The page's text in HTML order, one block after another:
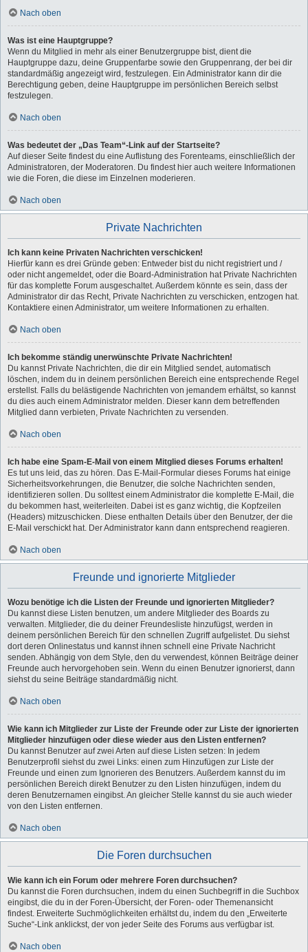
Nach oben
Was ist eine Hauptgruppe?
Wenn du Mitglied in mehr als einer Benutzergruppe bist, dient die
Hauptgruppe dazu, deine Gruppenfarbe sowie den Gruppenrang, der bei dir
standardmäßig angezeigt wird, festzulegen. Ein Administrator kann dir die
Berechtigung geben, deine Hauptgruppe im persönlichen Bereich selbst
festzulegen.
Nach oben
Was bedeutet der „Das Team“-Link auf der Startseite?
Auf dieser Seite findest du eine Auflistung des Forenteams, einschließlich der
Administratoren, der Moderatoren. Du findest hier auch weitere Informationen
wie die Foren, die diese im Einzelnen moderieren.
Nach oben
Private Nachrichten
Ich kann keine Privaten Nachrichten verschicken!
Hierfür kann es drei Gründe geben: Entweder bist du nicht registriert und /
oder nicht angemeldet, oder die Board-Administration hat Private Nachrichten
für das komplette Forum ausgeschaltet. Außerdem könnte es sein, dass der
Administrator dir das Recht, Private Nachrichten zu verschicken, entzogen hat.
Kontaktiere einen Administrator, um weitere Informationen zu erhalten.
Nach oben
Ich bekomme ständig unerwünschte Private Nachrichten!
Du kannst Private Nachrichten, die dir ein Mitglied sendet, automatisch
löschen, indem du in deinem persönlichen Bereich eine entsprechende Regel
erstellst. Falls du belästigende Nachrichten von jemandem erhältst, so kannst
du dies auch einem Administrator melden. Dieser kann dem betreffenden
Mitglied dann verbieten, Private Nachrichten zu versenden.
Nach oben
Ich habe eine Spam-E-Mail von einem Mitglied dieses Forums erhalten!
Es tut uns leid, das zu hören. Das E-Mail-Formular dieses Forums hat einige
Sicherheitsvorkehrungen, die Benutzer, die solche Nachrichten senden,
identifizieren sollen. Du solltest einem Administrator die komplette E-Mail, die
du bekommen hast, weiterleiten. Dabei ist es ganz wichtig, die Kopfzeilen
(Headers) mitzuschicken. Diese enthalten Details über den Benutzer, der die
E-Mail verschickt hat. Der Administrator kann dann entsprechend reagieren.
Nach oben
Freunde und ignorierte Mitglieder
Wozu benötige ich die Listen der Freunde und ignorierten Mitglieder?
Du kannst diese Listen benutzen, um andere Mitglieder des Boards zu
verwalten. Mitglieder, die du deiner Freundesliste hinzufügst, werden in
deinem persönlichen Bereich für den schnellen Zugriff aufgelistet. Du siehst
dort deren Onlinestatus und kannst ihnen schnell eine Private Nachricht
senden. Abhängig von dem Style, den du verwendest, können Beiträge deiner
Freunde auch hervorgehoben sein. Wenn du einen Benutzer ignorierst, dann
siehst du seine Beiträge standardmäßig nicht.
Nach oben
Wie kann ich Mitglieder zur Liste der Freunde oder zur Liste der ignorierten
Mitglieder hinzufügen oder diese wieder aus den Listen entfernen?
Du kannst Benutzer auf zwei Arten auf diese Listen setzen: In jedem
Benutzerprofil siehst du zwei Links: einen zum Hinzufügen zur Liste der
Freunde und einen zum Ignorieren des Benutzers. Außerdem kannst du im
persönlichen Bereich direkt Benutzer zu den Listen hinzufügen, indem du
deren Benutzernamen eingibst. An gleicher Stelle kannst du sie auch wieder
von den Listen entfernen.
Nach oben
Die Foren durchsuchen
Wie kann ich ein Forum oder mehrere Foren durchsuchen?
Du kannst die Foren durchsuchen, indem du einen Suchbegriff in die Suchbox
eingibst, die du in der Foren-Übersicht, der Foren- oder Themenansicht
findest. Erweiterte Suchmöglichkeiten erhältst du, indem du den „Erweiterte
Suche“-Link anklickst, der von jeder Seite des Forums aus verfügbar ist.
Nach oben